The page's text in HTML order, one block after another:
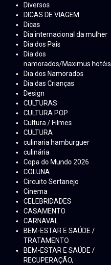
Diversos
DICAS DE VIAGEM
Dicas
Dia internacional da mulher
Dia dos Pais
Dia dos
namorados/Maximus hotéis
Dia dos Namorados
Dia das Crianças
Design
CULTURAS
CULTURA POP
Cultura / Filmes
CULTURA
culinaria hamburguer
culinária
Copa do Mundo 2026
COLUNA
Circuito Sertanejo
Cinema
CELEBRIDADES
CASAMENTO
CARNAVAL
BEM-ESTAR E SAÚDE /
TRATAMENTO
BEM-ESTAR E SAÚDE /
RECUPERAÇÃO,